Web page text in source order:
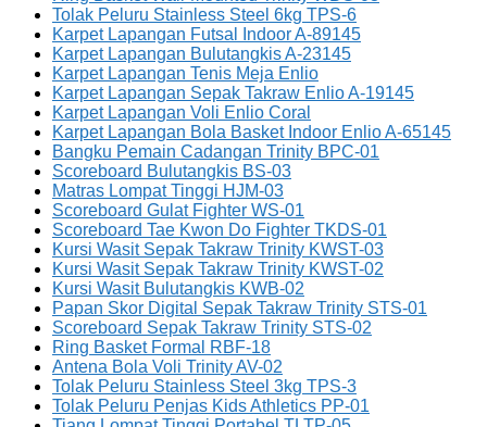
Tolak Peluru Stainless Steel 6kg TPS-6
Karpet Lapangan Futsal Indoor A-89145
Karpet Lapangan Bulutangkis A-23145
Karpet Lapangan Tenis Meja Enlio
Karpet Lapangan Sepak Takraw Enlio A-19145
Karpet Lapangan Voli Enlio Coral
Karpet Lapangan Bola Basket Indoor Enlio A-65145
Bangku Pemain Cadangan Trinity BPC-01
Scoreboard Bulutangkis BS-03
Matras Lompat Tinggi HJM-03
Scoreboard Gulat Fighter WS-01
Scoreboard Tae Kwon Do Fighter TKDS-01
Kursi Wasit Sepak Takraw Trinity KWST-03
Kursi Wasit Sepak Takraw Trinity KWST-02
Kursi Wasit Bulutangkis KWB-02
Papan Skor Digital Sepak Takraw Trinity STS-01
Scoreboard Sepak Takraw Trinity STS-02
Ring Basket Formal RBF-18
Antena Bola Voli Trinity AV-02
Tolak Peluru Stainless Steel 3kg TPS-3
Tolak Peluru Penjas Kids Athletics PP-01